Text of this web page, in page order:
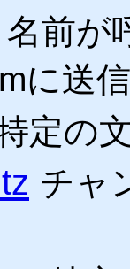
名前が
に送
定の
チャ